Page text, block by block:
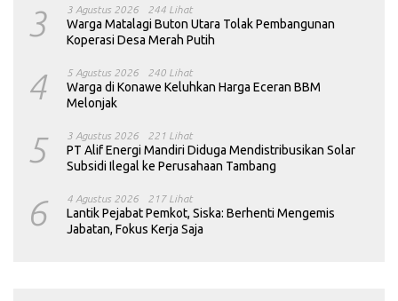
3 3 Agustus 2026 244 Lihat
Warga Matalagi Buton Utara Tolak Pembangunan
Koperasi Desa Merah Putih
4 5 Agustus 2026 240 Lihat
Warga di Konawe Keluhkan Harga Eceran BBM
Melonjak
5 3 Agustus 2026 221 Lihat
PT Alif Energi Mandiri Diduga Mendistribusikan Solar
Subsidi Ilegal ke Perusahaan Tambang
6 4 Agustus 2026 217 Lihat
Lantik Pejabat Pemkot, Siska: Berhenti Mengemis
Jabatan, Fokus Kerja Saja